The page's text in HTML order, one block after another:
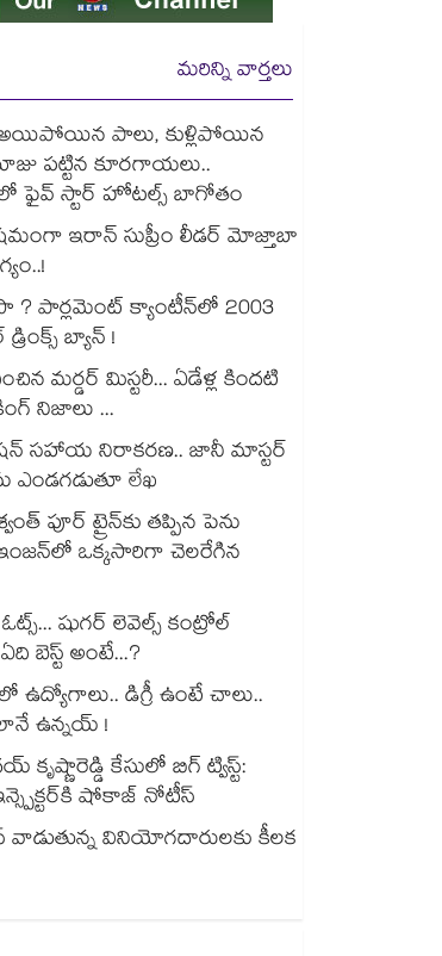
మరిన్ని వార్తలు
అయిపోయిన పాలు, కుళ్లిపోయిన
పట్టిన కూరగాయలు..
ఫైవ్ స్టార్ హోటల్స్ బాగోతం
ఇరాన్ సుప్రీం లీడర్ మోజ్తాబా
? పార్లమెంట్ క్యాంటీన్⁪లో 2003
బ్యాన్ !
మర్డర్ మిస్టరీ... ఏడేళ్ల కిందటి
నిజాలు ...
సహాయ నిరాకరణ.. జానీ మాస్టర్
ఎండగడుతూ లేఖ
పూర్ ట్రైన్‎కు తప్పిన పెను
ఒక్కసారిగా చెలరేగిన
షుగర్ లెవెల్స్ కంట్రోల్
బెస్ట్ అంటే...?
ఉద్యోగాలు.. డిగ్రీ ఉంటే చాలు..
ఉన్నయ్ !
కృష్ణారెడ్డి కేసులో బిగ్ ట్విస్ట్:
షోకాజ్ నోటీస్
వాడుతున్న వినియోగదారులకు కీలక